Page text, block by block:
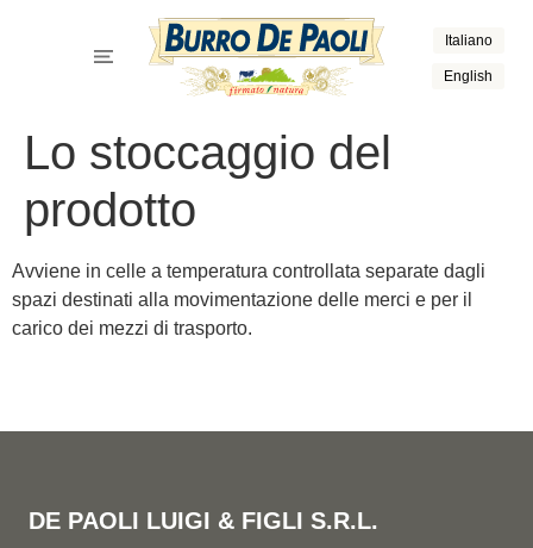
Italiano
English
Lo stoccaggio del
prodotto
Avviene in celle a temperatura controllata separate dagli
spazi destinati alla movimentazione delle merci e per il
carico dei mezzi di trasporto.
DE PAOLI LUIGI & FIGLI S.R.L.